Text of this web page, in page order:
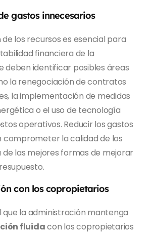
gastos innecesarios
los recursos es esencial para
financiera de la
deben identificar posibles áreas
la renegociación de contratos
la implementación de medidas
o el uso de tecnología
operativos. Reducir los gastos
comprometer la calidad de los
de las mejores formas de mejorar
con los copropietarios
que la administración mantenga
fluidacon los copropietarios